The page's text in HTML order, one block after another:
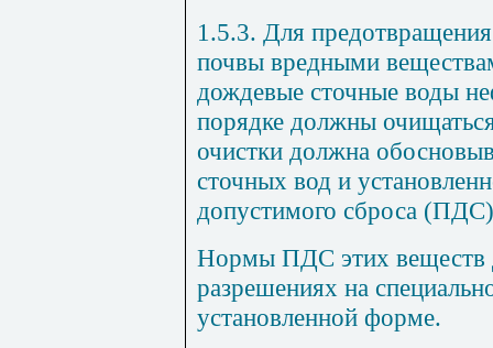
1.5.3. Для
почвы вредными
дождевые сточные воды
порядке должны
очистки должна
сточных вод и
допустимого сброса (ПДС)
Нормы ПДС этих веществ
разрешениях на
установленной форме.